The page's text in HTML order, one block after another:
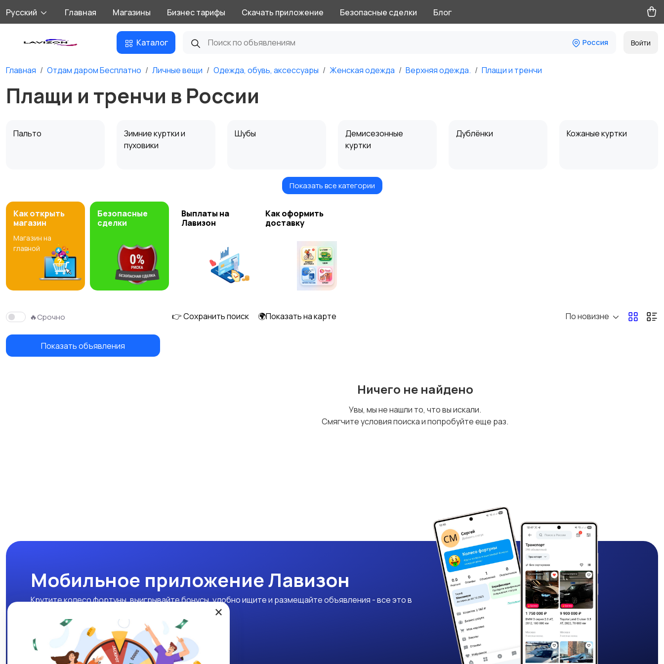
Русский Главная Магазины Бизнес тарифы Скачать приложение Безопасные сделки Блог
Каталог Россия Войти
Главная Отдам даром Бесплатно Личные вещи Одежда, обувь, аксессуары Женская одежда Верхняя одежда. Плащи и тренчи
Плащи и тренчи в России
Пальто
Зимние куртки и
пуховики
Шубы
Демисезонные
куртки
Дублёнки Кожаные куртки
Лёгкие куртки и
Джинсовые куртки Бомберы
Показать все категории
Как открыть
магазин
Магазин на
главной
Безопасные
сделки
Выплаты на
Лавизон
Как оформить
доставку
🔥Срочно
Показать объявления
👉 Сохранить поиск 🌍Показать на карте По новизне
Ничего не найдено
Увы, мы не нашли то, что вы искали.
Смягчите условия поиска и попробуйте еще раз.
Мобильное приложение Лавизон
Крутите колесо фортуны, выигрывайте бонусы, удобно ищите и размещайте объявления - все это в
Скачать APK
×